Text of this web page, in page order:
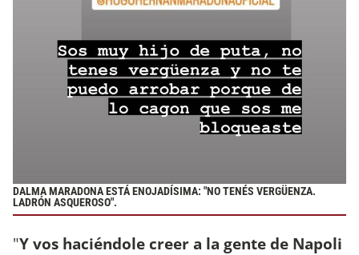
DALMA MARADONA ESTÁ ENOJADÍSIMA: "NO TENÉS VERGÜENZA.
LADRÓN ASQUEROSO".
"Y vos haciéndole creer a la gente de Napoli